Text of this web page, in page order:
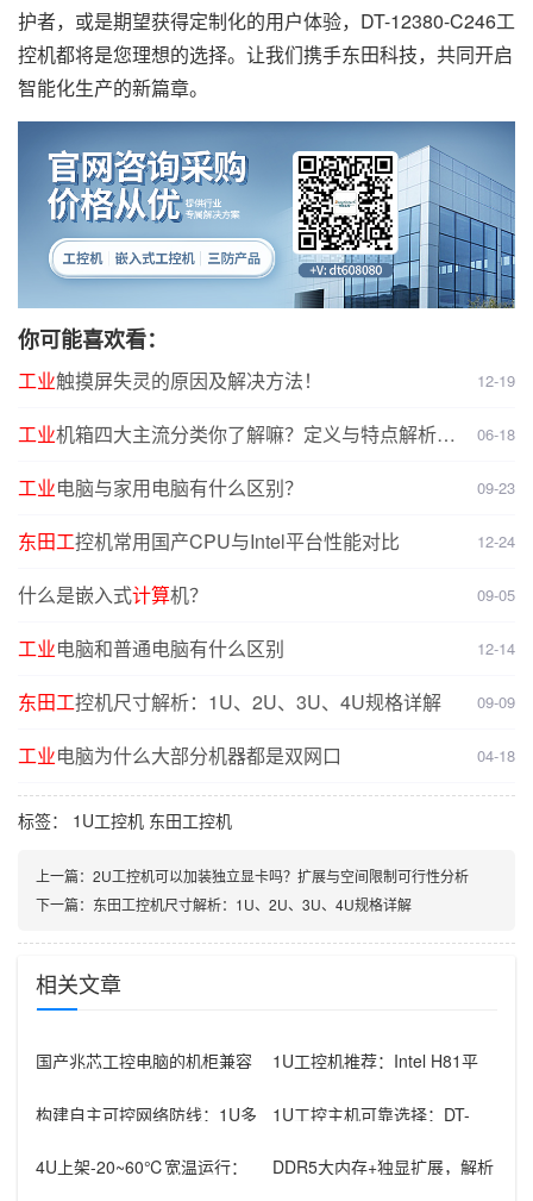
护者，或是期望获得定制化的用户体验，DT-12380-C246工
控机都将是您理想的选择。让我们携手东田科技，共同开启
智能化生产的新篇章。
你可能喜欢看：
工业触摸屏失灵的原因及解决方法！ 12-19
工业机箱四大主流分类你了解嘛？定义与特点解析，
06-18
工业电脑与家用电脑有什么区别？ 09-23
东田工控机常用国产CPU与Intel平台性能对比 12-24
什么是嵌入式计算机？ 09-05
工业电脑和普通电脑有什么区别 12-14
东田工控机尺寸解析：1U、2U、3U、4U规格详解 09-09
工业电脑为什么大部分机器都是双网口 04-18
标签： 1U工控机 东田工控机
上一篇： 2U工控机可以加装独立显卡吗？扩展与空间限制可行性分析
下一篇： 东田工控机尺寸解析：1U、2U、3U、4U规格详解
相关文章
国产兆芯工控电脑的机柜兼容
源要点
1U工控机推荐：Intel H81平
构建自主可控网络防线：1U多
实践
1U工控主机可靠选择：DT-
4U上架-20~60℃宽温运行：
DDR5大内存+独显扩展，解析